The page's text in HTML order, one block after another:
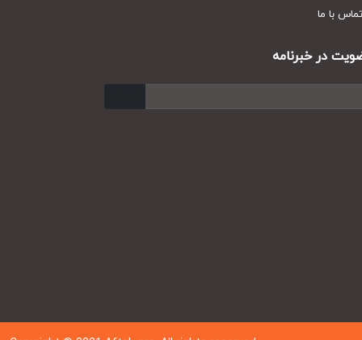
با ما
در خبرنامه